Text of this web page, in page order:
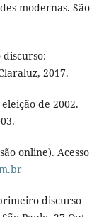
modernas. São
discurso:
2017.
de 2002.
online). Acesso
discurso